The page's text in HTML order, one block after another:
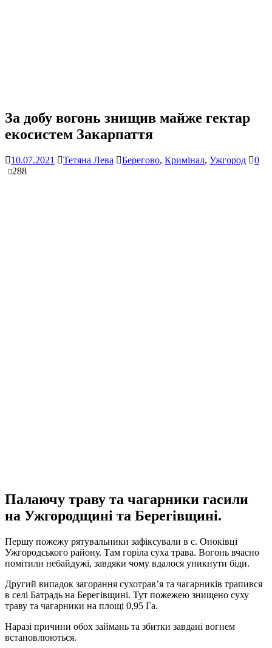
За добу вогонь знищив майже гектар
екосистем Закарпаття
10.07.2021 Тетяна Лева Берегово, Кримінал, Ужгород
0
288
Палаючу траву та чагарники гасили
на Ужгородщині та Берегівщині.
Першу пожежу рятувальники зафіксували в с. Оноківці
Ужгородського району. Там горіла суха трава. Вогонь вчасно
помітили небайдужі, завдяки чому вдалося уникнути біди.
Другий випадок загорання сухотрав’я та чагарників трапився
в селі Батрадь на Берегівщині. Тут пожежею знищено суху
траву та чагарники на площі 0,95 Га.
Наразі причини обох займань та збитки завдані вогнем
встановлюються.